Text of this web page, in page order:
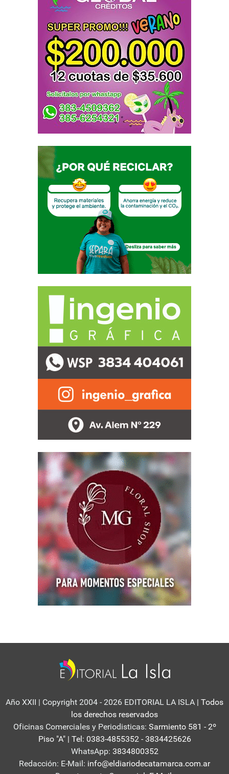
Año XXII | Copyright 2004 - 2026 EDITORIAL LA ISLA | Todos
los derechos reservados
Oficinas Comerciales y Periodisticas: Sarmiento 581 - 2º
Piso "A" | Tel: 0383-4855352 - 3834425626
WhatsApp: 3834800352
Redacción: E-Mail: info@eldiariodecatamarca.com.ar